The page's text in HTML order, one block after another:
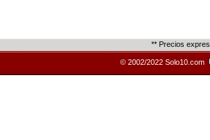
** Precios
© 2002/2022 Solo10.com